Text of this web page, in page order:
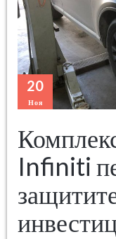
20
Ноя
Infiniti